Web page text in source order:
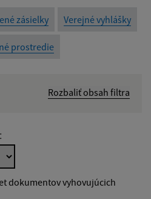
zásielky Verejné vyhlášky
prostredie
Rozbaliť obsah filtra
dokumentov vyhovujúcich